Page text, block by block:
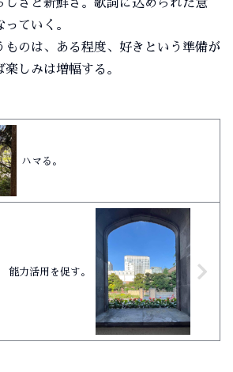
しさと新鮮さ。歌詞に込められた意
ていく。
ものは、ある程度、好きという準備が
しみは増幅する。
ハマる。
能力活用を促す。